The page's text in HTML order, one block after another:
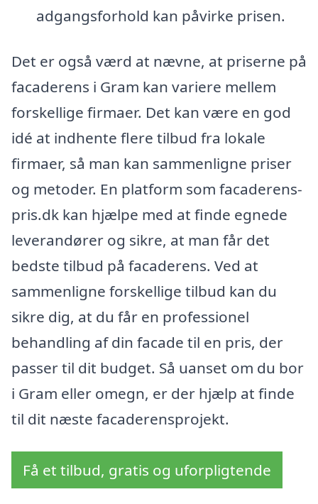
adgangsforhold kan påvirke prisen.
Det er også værd at nævne, at priserne på
facaderens i Gram kan variere mellem
forskellige firmaer. Det kan være en god
idé at indhente flere tilbud fra lokale
firmaer, så man kan sammenligne priser
og metoder. En platform som facaderens-
pris.dk kan hjælpe med at finde egnede
leverandører og sikre, at man får det
bedste tilbud på facaderens. Ved at
sammenligne forskellige tilbud kan du
sikre dig, at du får en professionel
behandling af din facade til en pris, der
passer til dit budget. Så uanset om du bor
i Gram eller omegn, er der hjælp at finde
til dit næste facaderensprojekt.
Få et tilbud, gratis og uforpligtende